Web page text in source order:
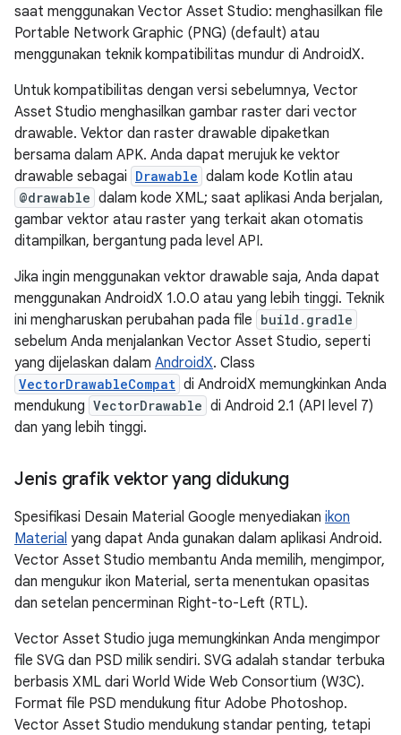
saat menggunakan Vector Asset Studio: menghasilkan file
Portable Network Graphic (PNG) (default) atau
menggunakan teknik kompatibilitas mundur di AndroidX.
Untuk kompatibilitas dengan versi sebelumnya, Vector
Asset Studio menghasilkan gambar raster dari vector
drawable. Vektor dan raster drawable dipaketkan
bersama dalam APK. Anda dapat merujuk ke vektor
drawable sebagai Drawable dalam kode Kotlin atau
@drawable dalam kode XML; saat aplikasi Anda berjalan,
gambar vektor atau raster yang terkait akan otomatis
ditampilkan, bergantung pada level API.
Jika ingin menggunakan vektor drawable saja, Anda dapat
menggunakan AndroidX 1.0.0 atau yang lebih tinggi. Teknik
ini mengharuskan perubahan pada file build.gradle
sebelum Anda menjalankan Vector Asset Studio, seperti
yang dijelaskan dalam AndroidX. Class
VectorDrawableCompat di AndroidX memungkinkan Anda
mendukung VectorDrawable di Android 2.1 (API level 7)
dan yang lebih tinggi.
Jenis grafik vektor yang didukung
Spesifikasi Desain Material Google menyediakan ikon
Material yang dapat Anda gunakan dalam aplikasi Android.
Vector Asset Studio membantu Anda memilih, mengimpor,
dan mengukur ikon Material, serta menentukan opasitas
dan setelan pencerminan Right-to-Left (RTL).
Vector Asset Studio juga memungkinkan Anda mengimpor
file SVG dan PSD milik sendiri. SVG adalah standar terbuka
berbasis XML dari World Wide Web Consortium (W3C).
Format file PSD mendukung fitur Adobe Photoshop.
Vector Asset Studio mendukung standar penting, tetapi